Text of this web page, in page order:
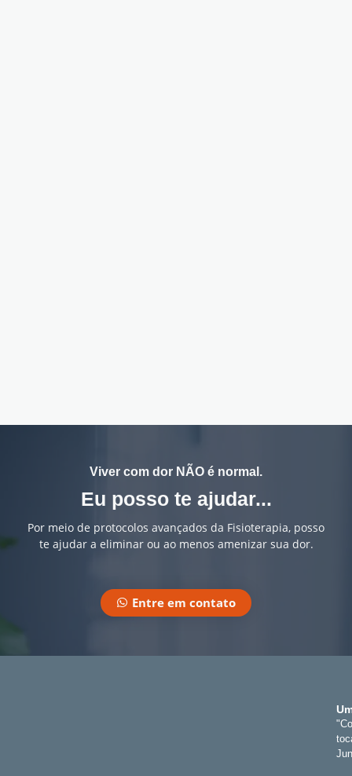
Viver com dor NÃO é normal.
Eu posso te ajudar...
Por meio de protocolos avançados da Fisioterapia, posso
te ajudar a eliminar ou ao menos amenizar sua dor.
Entre em contato